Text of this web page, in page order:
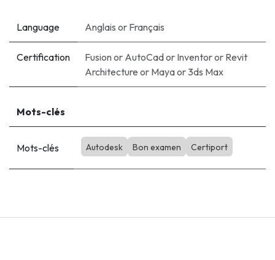
Language Anglais or Français
Certification Fusionor AutoCador Inventoror Revit
Architecture or Mayaor3ds Max
Mots-clés
Mots-clés Autodesk Bon examen Certiport